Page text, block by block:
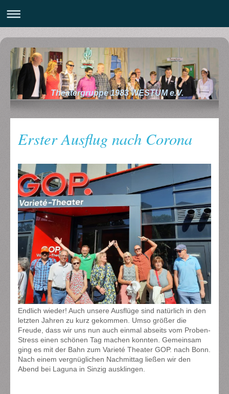
Theatergruppe 1983 WESTUM e.V.
Erster Ausflug nach Corona
Endlich wieder! Auch unsere Ausflüge sind natürlich in den
letzten Jahren zu kurz gekommen. Umso größer die
Freude, dass wir uns nun auch einmal abseits vom Proben-
Stress einen schönen Tag machen konnten. Gemeinsam
ging es mit der Bahn zum Varieté Theater GOP. nach Bonn.
Nach einem vergnüglichen Nachmittag ließen wir den
Abend bei Laguna in Sinzig ausklingen.